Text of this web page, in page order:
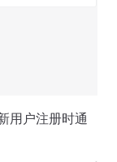
用户注册时通